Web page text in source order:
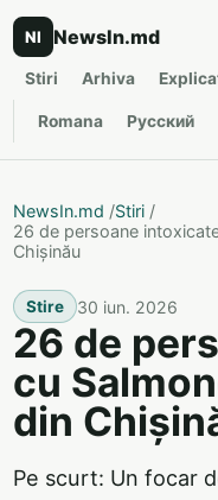
NI NewsIn.md
Stiri Arhiva
Romana Русский
NewsIn.md /Stiri /
26 de persoane
Chișinău
Stire 30 iun. 2026
26 de
cu
din
Pe scurt: Un focar